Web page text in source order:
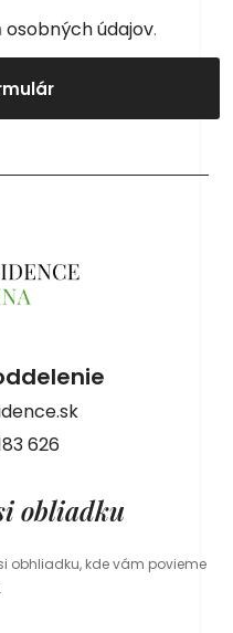
osobných údajov.
626
obliadku
obhliadku, kde vám povieme